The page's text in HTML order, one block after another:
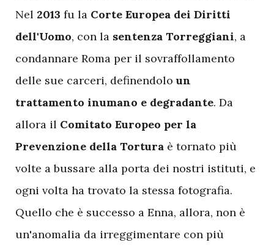
Nel 2013 fu la Corte Europea dei Diritti
dell'Uomo, con la sentenza Torreggiani, a
condannare Roma per il sovraffollamento
delle sue carceri, definendoloun
trattamento inumano e degradante. Da
allora il Comitato Europeo per la
Prevenzione della Tortura è tornato più
volte a bussare alla porta dei nostri istituti, e
ogni volta ha trovato la stessa fotografia.
Quello che è successo a Enna, allora, non è
un'anomalia da irreggimentare con più